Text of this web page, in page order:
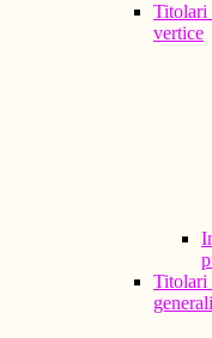
Titolari
vertice
Titolari